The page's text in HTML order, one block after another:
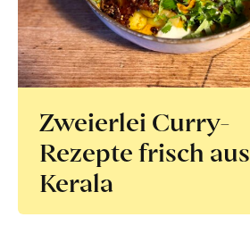
Zweierlei Curry-
Rezepte frisch aus
Kerala